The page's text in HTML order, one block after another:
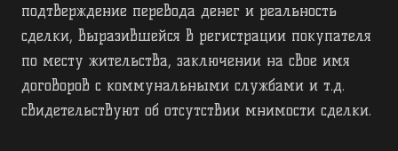
подтверждение перевода денег и реальность
сделки, выразившейся в регистрации покупателя
по месту жительства, заключении на свое имя
договоров с коммунальными службами и т.д.
свидетельствуют об отсутствии мнимости сделки.